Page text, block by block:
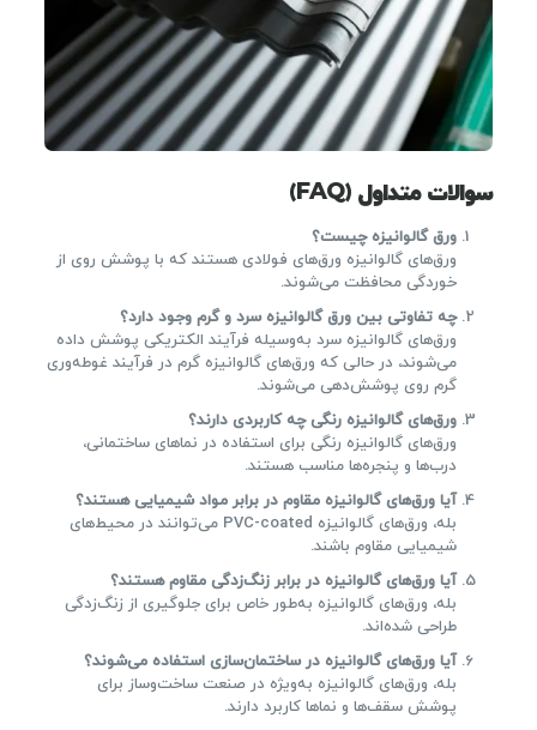
سوالات متداول (FAQ)
ورق گالوانیزه چیست؟
ورق‌های گالوانیزه ورق‌های فولادی هستند که با پوشش روی از
خوردگی محافظت می‌شوند.
چه تفاوتی بین ورق گالوانیزه سرد و گرم وجود دارد؟
ورق‌های گالوانیزه سرد به‌وسیله فرآیند الکتریکی پوشش داده
می‌شوند، در حالی که ورق‌های گالوانیزه گرم در فرآیند غوطه‌وری
گرم روی پوشش‌دهی می‌شوند.
ورق‌های گالوانیزه رنگی چه کاربردی دارند؟
ورق‌های گالوانیزه رنگی برای استفاده در نماهای ساختمانی،
درب‌ها و پنجره‌ها مناسب هستند.
آیا ورق‌های گالوانیزه مقاوم در برابر مواد شیمیایی هستند؟
بله، ورق‌های گالوانیزه PVC-coated می‌توانند در محیط‌های
شیمیایی مقاوم باشند.
آیا ورق‌های گالوانیزه در برابر زنگ‌زدگی مقاوم هستند؟
بله، ورق‌های گالوانیزه به‌طور خاص برای جلوگیری از زنگ‌زدگی
طراحی شده‌اند.
آیا ورق‌های گالوانیزه در ساختمان‌سازی استفاده می‌شوند؟
بله، ورق‌های گالوانیزه به‌ویژه در صنعت ساخت‌وساز برای
پوشش سقف‌ها و نماها کاربرد دارند.